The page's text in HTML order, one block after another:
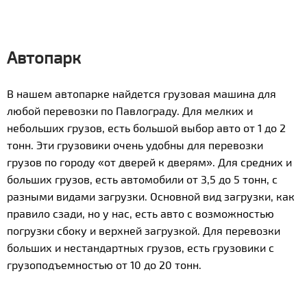
Автопарк
В нашем автопарке найдется грузовая машина для
любой перевозки по Павлограду. Для мелких и
небольших грузов, есть большой выбор авто от 1 до 2
тонн. Эти грузовики очень удобны для перевозки
грузов по городу «от дверей к дверям». Для средних и
больших грузов, есть автомобили от 3,5 до 5 тонн, с
разными видами загрузки. Основной вид загрузки, как
правило сзади, но у нас, есть авто с возможностью
погрузки сбоку и верхней загрузкой. Для перевозки
больших и нестандартных грузов, есть грузовики с
грузоподъемностью от 10 до 20 тонн.